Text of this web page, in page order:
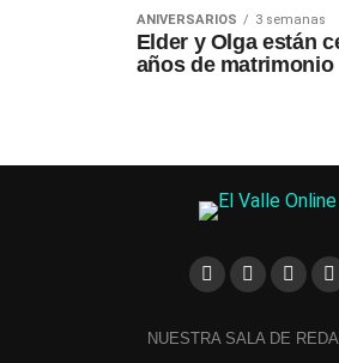
ANIVERSARIOS 3 semanas
Elder y Olga están
años de matrimonio
NUESTRA SALA DE